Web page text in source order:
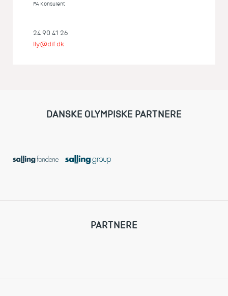
PA Konsulent
24 90 41 26
lly@dif.dk
DANSKE OLYMPISKE PARTNERE
PARTNERE